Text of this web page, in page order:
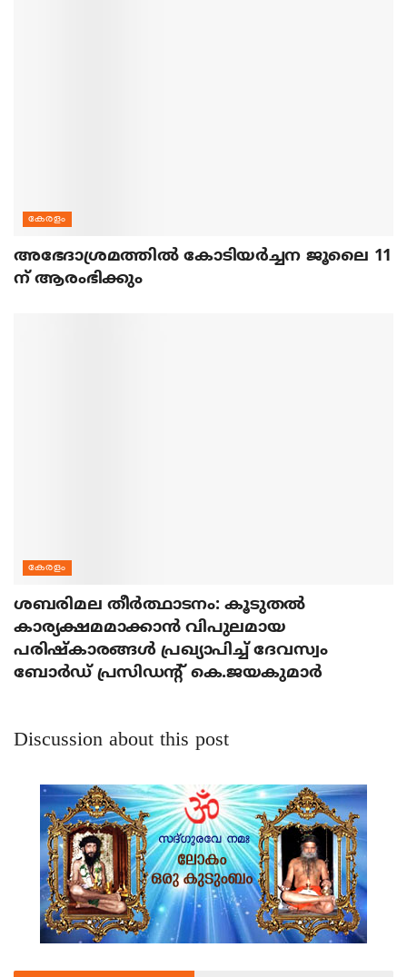
കേരളം
അഭേദാശ്രമത്തില്‍ കോടിയര്‍ച്ചന ജൂലൈ 11
ന് ആരംഭിക്കും
കേരളം
ശബരിമല തീര്‍ത്ഥാടനം: കൂടുതല്‍
കാര്യക്ഷമമാക്കാന്‍ വിപുലമായ
പരിഷ്‌കാരങ്ങള്‍ പ്രഖ്യാപിച്ച് ദേവസ്വം
ബോര്‍ഡ് പ്രസിഡന്റ് കെ.ജയകുമാര്‍
Discussion about this post